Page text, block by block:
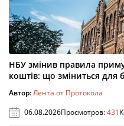
НБУ змінив правила
коштів: що зміниться для
Автор:Лента от Протокола
06.08.2026Просмотров:431